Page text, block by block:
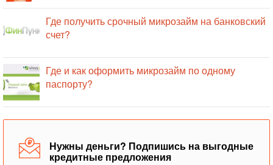
Где получить срочный микрозайм на банковский
счет?
Где и как оформить микрозайм по одному
паспорту?
Нужны деньги? Подпишись на выгодные
кредитные предложения